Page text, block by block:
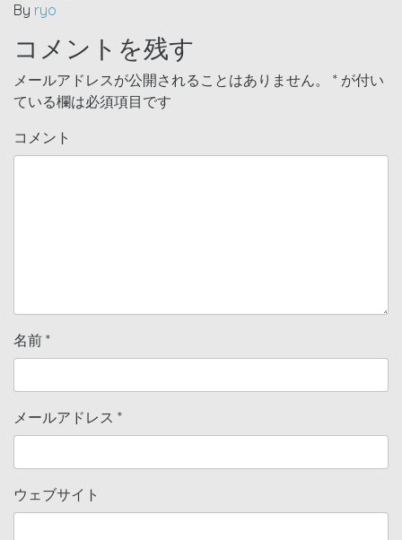
By ryo
コメントを残す
メールアドレスが公開されることはありません。 * が付い
ている欄は必須項目です
コメント
名前 *
メールアドレス *
ウェブサイト